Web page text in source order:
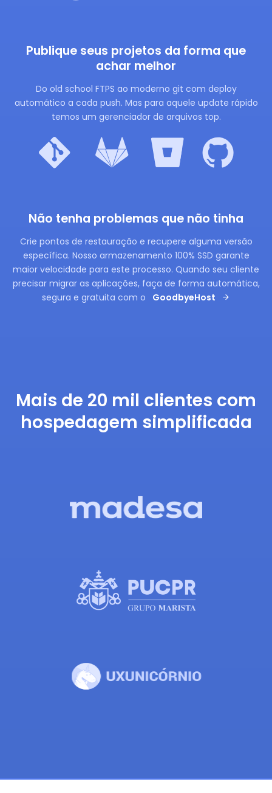
Publique seus projetos da forma que
achar melhor
Do old school FTPS ao moderno git com deploy
automático a cada push. Mas para aquele update rápido
temos um gerenciador de arquivos top.
Não tenha problemas que não tinha
Crie pontos de restauração e recupere alguma versão
específica. Nosso armazenamento 100% SSD garante
maior velocidade para este processo. Quando seu cliente
precisar migrar as aplicações, faça de forma automática,
segura e gratuita com o
GoodbyeHost
Mais de 20 mil clientes com
hospedagem simplificada